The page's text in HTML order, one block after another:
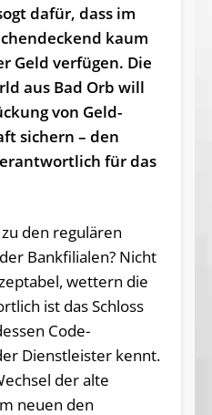
dafür, dass im
kaum
Geld verfügen. Die
aus Bad Orb will
von Geld­
si­chern – den
für das
den regulären
Bankfilialen? Nicht
wettern die
ist das Schloss
Code-
Dienstleister kennt.
der alte
neuen den